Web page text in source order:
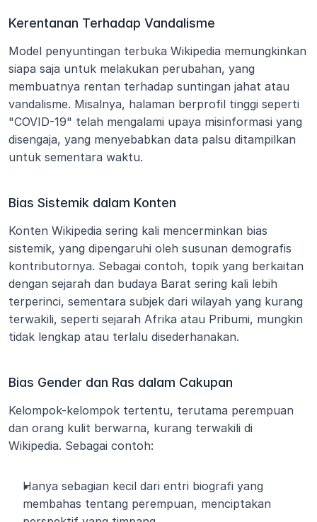
Kerentanan Terhadap Vandalisme
Model penyuntingan terbuka Wikipedia memungkinkan
siapa saja untuk melakukan perubahan, yang
membuatnya rentan terhadap suntingan jahat atau
vandalisme. Misalnya, halaman berprofil tinggi seperti
"COVID-19" telah mengalami upaya misinformasi yang
disengaja, yang menyebabkan data palsu ditampilkan
untuk sementara waktu.
Bias Sistemik dalam Konten
Konten Wikipedia sering kali mencerminkan bias
sistemik, yang dipengaruhi oleh susunan demografis
kontributornya. Sebagai contoh, topik yang berkaitan
dengan sejarah dan budaya Barat sering kali lebih
terperinci, sementara subjek dari wilayah yang kurang
terwakili, seperti sejarah Afrika atau Pribumi, mungkin
tidak lengkap atau terlalu disederhanakan.
Bias Gender dan Ras dalam Cakupan
Kelompok-kelompok tertentu, terutama perempuan
dan orang kulit berwarna, kurang terwakili di
Wikipedia. Sebagai contoh:
Hanya sebagian kecil dari entri biografi yang
membahas tentang perempuan, menciptakan